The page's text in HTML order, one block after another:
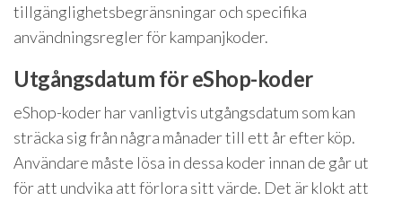
tillgänglighetsbegränsningar och specifika
användningsregler för kampanjkoder.
Utgångsdatum för eShop-koder
eShop-koder har vanligtvis utgångsdatum som kan
sträcka sig från några månader till ett år efter köp.
Användare måste lösa in dessa koder innan de går ut
för att undvika att förlora sitt värde. Det är klokt att